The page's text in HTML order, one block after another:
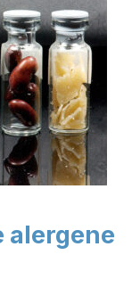
alergene